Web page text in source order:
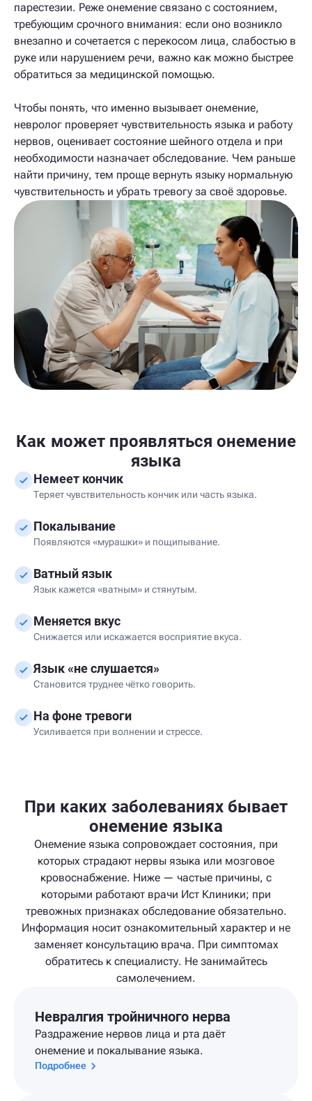
парестезии. Реже онемение связано с состоянием,
требующим срочного внимания: если оно возникло
внезапно и сочетается с перекосом лица, слабостью в
руке или нарушением речи, важно как можно быстрее
обратиться за медицинской помощью.
Чтобы понять, что именно вызывает онемение,
невролог проверяет чувствительность языка и работу
нервов, оценивает состояние шейного отдела и при
необходимости назначает обследование. Чем раньше
найти причину, тем проще вернуть языку нормальную
чувствительность и убрать тревогу за своё здоровье.
Как может проявляться онемение
языка
Немеет кончик
Теряет чувствительность кончик или часть языка.
Покалывание
Появляются «мурашки» и пощипывание.
Ватный язык
Язык кажется «ватным» и стянутым.
Меняется вкус
Снижается или искажается восприятие вкуса.
Язык «не слушается»
Становится труднее чётко говорить.
На фоне тревоги
Усиливается при волнении и стрессе.
При каких заболеваниях бывает
онемение языка
Онемение языка сопровождает состояния, при
которых страдают нервы языка или мозговое
кровоснабжение. Ниже — частые причины, с
которыми работают врачи Ист Клиники; при
тревожных признаках обследование обязательно.
Информация носит ознакомительный характер и не
заменяет консультацию врача. При симптомах
обратитесь к специалисту. Не занимайтесь
самолечением.
Невралгия тройничного нерва
Раздражение нервов лица и рта даёт
онемение и покалывание языка.
Подробнее